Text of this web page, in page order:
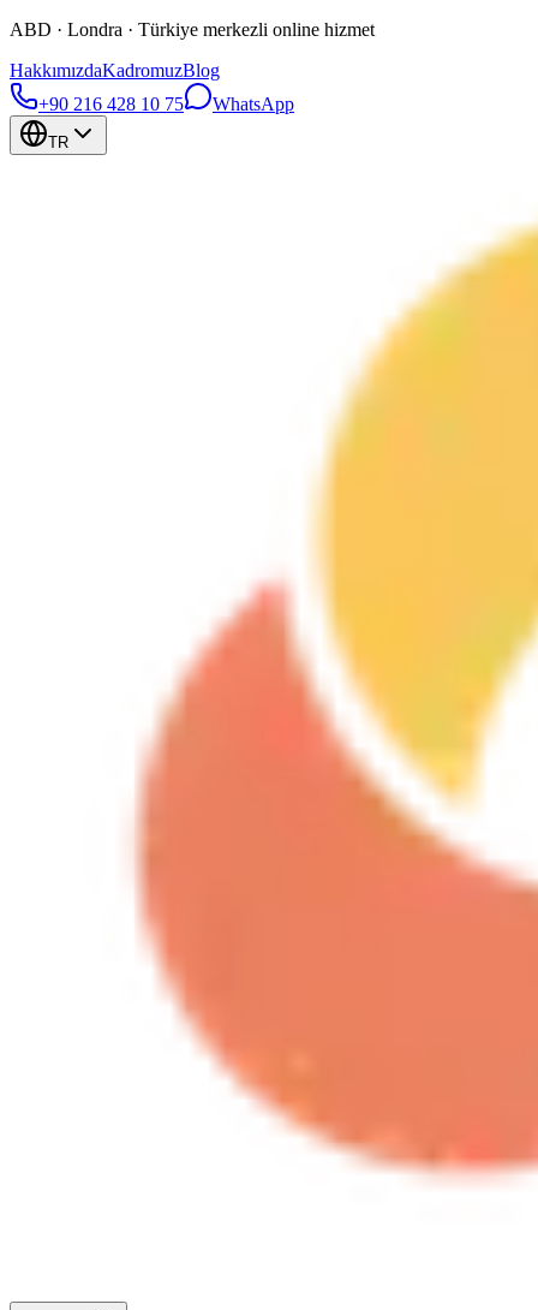
ABD · Londra · Türkiye merkezli online hizmet
HakkımızdaKadromuzBlog
+90 216 428 10 75
WhatsApp
TR